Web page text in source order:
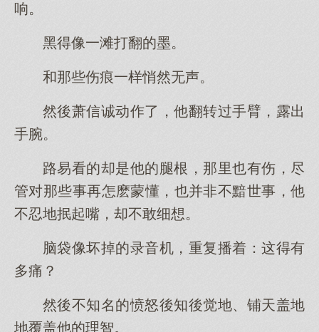
响。
黑得像一滩打翻的墨。
和那些伤痕一样悄然无声。
然後萧信诚动作了，他翻转过手臂，露出
手腕。
路易看的却是他的腿根，那里也有伤，尽
管对那些事再怎麽蒙懂，也并非不黯世事，他
不忍地抿起嘴，却不敢细想。
脑袋像坏掉的录音机，重复播着：这得有
多痛？
然後不知名的愤怒後知後觉地、铺天盖地
地覆盖他的理智。